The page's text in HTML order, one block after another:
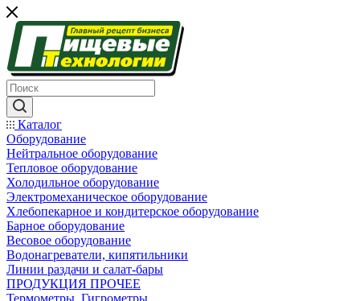
Каталог
Оборудование
Нейтральное оборудование
Тепловое оборудование
Холодильное оборудование
Электромеханическое оборудование
Хлебопекарное и кондитерское оборудование
Барное оборудование
Весовое оборудование
Водонагреватели, кипятильники
Линии раздачи и салат-бары
ПРОДУКЦИЯ ПРОЧЕЕ
Термометры, Гигрометры